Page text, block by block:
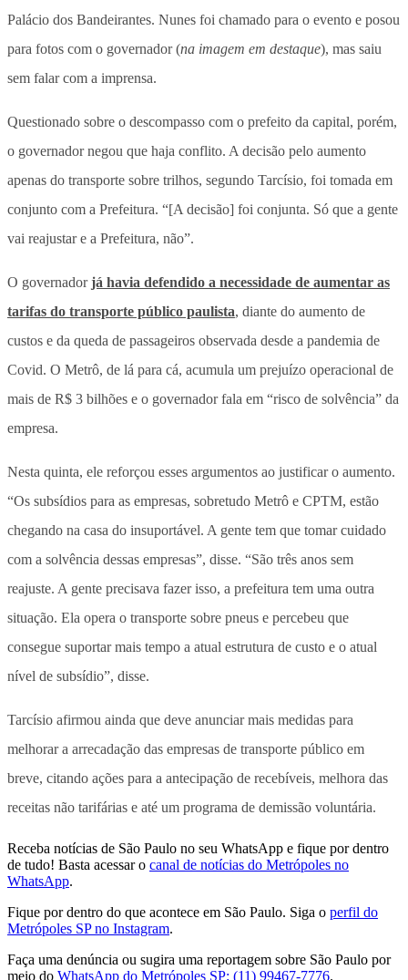
Palácio dos Bandeirantes. Nunes foi chamado para o evento e posou
para fotos com o governador (na imagem em destaque), mas saiu
sem falar com a imprensa.
Questionado sobre o descompasso com o prefeito da capital, porém,
o governador negou que haja conflito. A decisão pelo aumento
apenas do transporte sobre trilhos, segundo Tarcísio, foi tomada em
conjunto com a Prefeitura. “[A decisão] foi conjunta. Só que a gente
vai reajustar e a Prefeitura, não”.
O governadorjá havia defendido a necessidade de aumentar as
tarifas do transporte público paulista, diante do aumento de
custos e da queda de passageiros observada desde a pandemia de
Covid. O Metrô, de lá para cá, acumula um prejuízo operacional de
mais de R$ 3 bilhões e o governador fala em “risco de solvência” da
empresa.
Nesta quinta, ele reforçou esses argumentos ao justificar o aumento.
“Os subsídios para as empresas, sobretudo Metrô e CPTM, estão
chegando na casa do insuportável. A gente tem que tomar cuidado
com a solvência dessas empresas”, disse. “São três anos sem
reajuste. A gente precisava fazer isso, a prefeitura tem uma outra
situação. Ela opera o transporte sobre pneus e percebeu que
consegue suportar mais tempo a atual estrutura de custo e o atual
nível de subsídio”, disse.
Tarcísio afirmou ainda que deve anunciar mais medidas para
melhorar a arrecadação das empresas de transporte público em
breve, citando ações para a antecipação de recebíveis, melhora das
receitas não tarifárias e até um programa de demissão voluntária.
Receba notícias de São Paulo no seu WhatsApp e fique por dentro
de tudo! Basta acessar o canal de notícias do Metrópoles no
WhatsApp.
Fique por dentro do que acontece em São Paulo. Siga o perfil do
Metrópoles SP no Instagram.
Faça uma denúncia ou sugira uma reportagem sobre São Paulo por
meio do WhatsApp do Metrópoles SP: (11) 99467-7776.